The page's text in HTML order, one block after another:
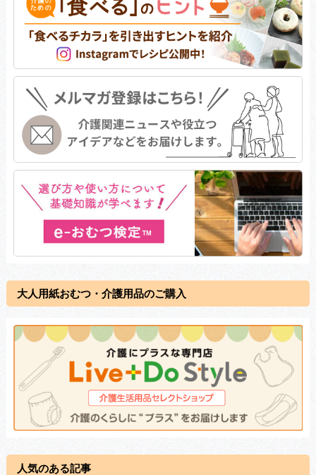
大人用紙おむつ・介護用品のご購入
人気のある記事